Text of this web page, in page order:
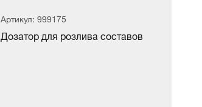
Артикул: 999175
Дозатор для розлива составов